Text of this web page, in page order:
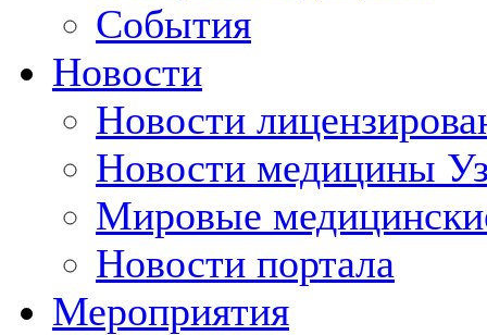
События
Новости
Новости
Новости медицины
Мировые
Новости портала
Мероприятия